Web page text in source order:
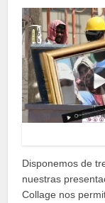
Disponemos de
nuestras
Collage nos